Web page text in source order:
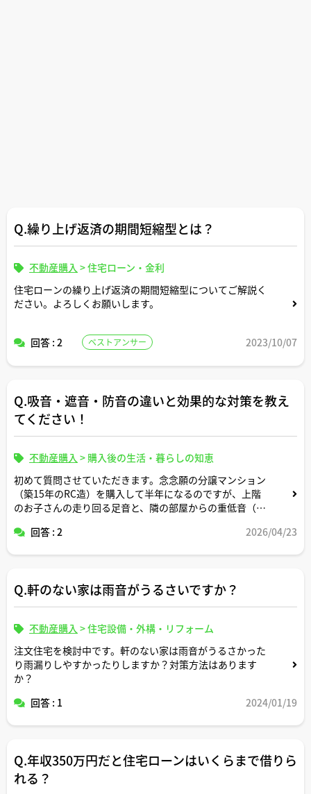
Q.繰り上げ返済の期間短縮型とは？
不動産購入 >住宅ローン・金利
住宅ローンの繰り上げ返済の期間短縮型についてご解説く
ださい。よろしくお願いします。
回答 : 2 ベストアンサー 2023/10/07
Q.吸音・遮音・防音の違いと効果的な対策を教え
てください！
不動産購入 > 購入後の生活・暮らしの知恵
初めて質問させていただきます。念念願の分譲マンション
（築15年のRC造）を購入して半年になるのですが、上階
のお子さんの走り回る足音と、隣の部屋からの重低音（お
「遮音シート」などいろいろあって、正直、吸音・遮音・
防音の違いが全くわかりません。
不動産のプロの目線から見て、マンションの騒音にはどの
素材を選ぶべきなのでしょうか？また、マンションの構造
的に防ぎきれない音などもあるのでしょうか？
回答 : 2 2026/04/23
Q.軒のない家は雨音がうるさいですか？
不動産購入 >住宅設備・外構・リフォーム
注文住宅を検討中です。軒のない家は雨音がうるさかった
り雨漏りしやすかったりしますか？対策方法はあります
か？
回答 : 1
2024/01/19
Q.年収350万円だと住宅ローンはいくらまで借りら
れる？